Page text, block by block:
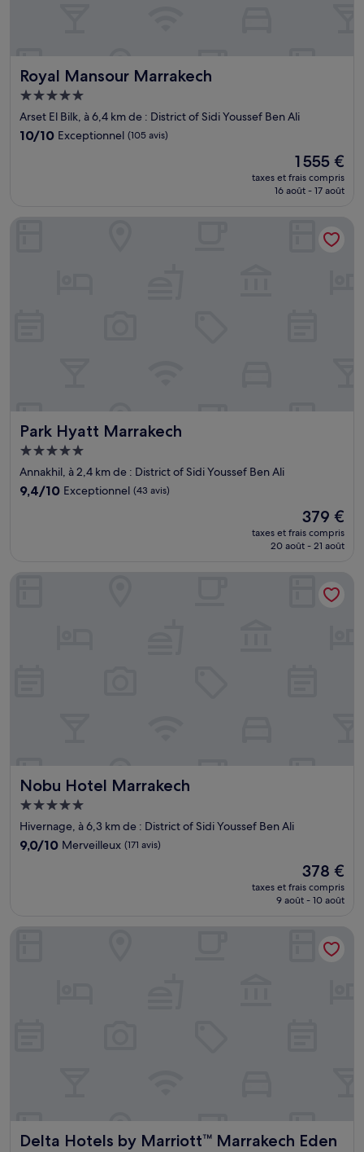
Royal Mansour Marrakech
Royal Mansour Marrakech
Hébergement
5.0 étoiles
Arset El Bilk, à 6,4 km de : District of Sidi Youssef Ben Ali
10.0
10/10 Exceptionnel (105 avis)
Le
nouveau
prix
de
1 555 €
1 555 €
taxes et frais compris
16 août - 17 août
Park Hyatt Marrakech
Park Hyatt Marrakech
Hébergement
5.0 étoiles
Annakhil, à 2,4 km de : District of Sidi Youssef Ben Ali
9.4
9,4/10 Exceptionnel (43 avis)
Le
nouveau
prix
379 €
379 €
taxes et frais compris
20 août - 21 août
Nobu Hotel Marrakech
Nobu Hotel Marrakech
Hébergement
5.0 étoiles
Hivernage, à 6,3 km de : District of Sidi Youssef Ben Ali
9.0
9,0/10 Merveilleux (171 avis)
Le
nouveau
prix
de
378 €
378 €
taxes et frais compris
9 août - 10 août
Nobu Hotel Marrakech
Delta Hotels by Marriott™ Marrakech Eden
Delta Hotels by Marriott™ Marrakech Eden Andalou